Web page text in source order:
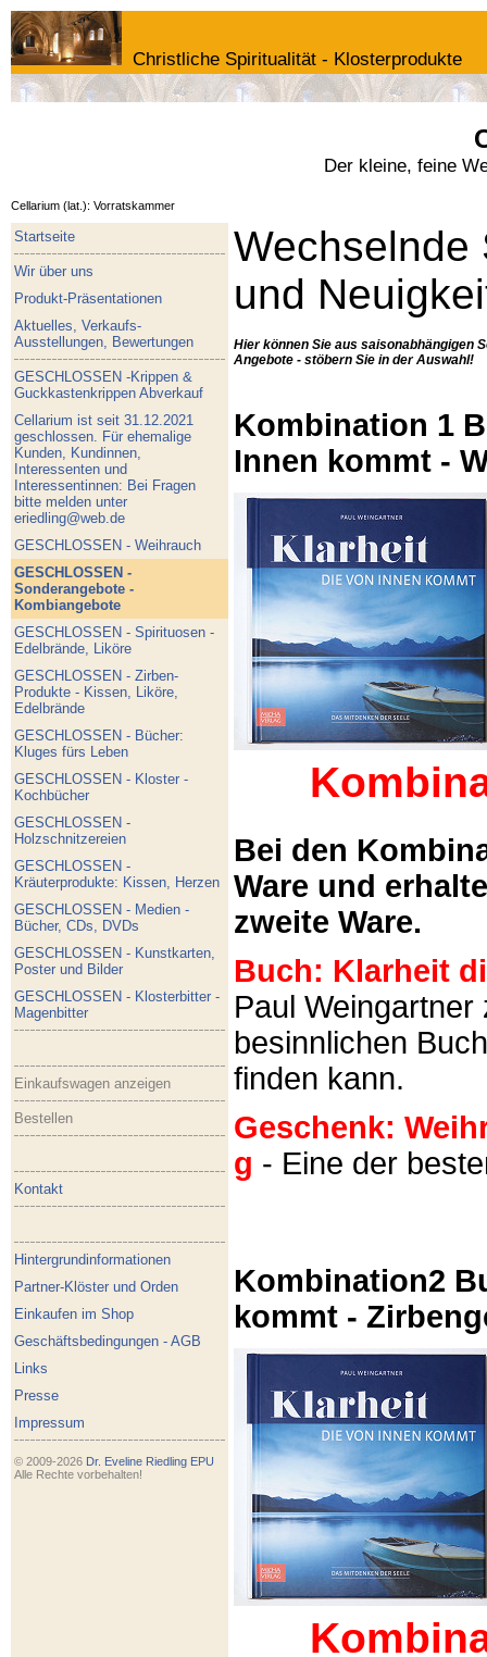
Christliche Spiritualität - Klosterprodukte
Der kleine, feine
Cellarium (lat.): Vorratskammer
Startseite
Wir über uns
Produkt-Präsentationen
Aktuelles, Verkaufs-
Ausstellungen, Bewertungen
GESCHLOSSEN -Krippen &
Guckkastenkrippen Abverkauf
Cellarium ist seit 31.12.2021
geschlossen. Für ehemalige
Kunden, Kundinnen,
Interessenten und
Interessentinnen: Bei Fragen
bitte melden unter
eriedling@web.de
GESCHLOSSEN - Weihrauch
GESCHLOSSEN -
Sonderangebote -
Kombiangebote
GESCHLOSSEN - Spirituosen -
Edelbrände, Liköre
GESCHLOSSEN - Zirben-
Produkte - Kissen, Liköre,
Edelbrände
GESCHLOSSEN - Bücher:
Kluges fürs Leben
GESCHLOSSEN - Kloster -
Kochbücher
GESCHLOSSEN -
Holzschnitzereien
GESCHLOSSEN -
Kräuterprodukte: Kissen, Herzen
GESCHLOSSEN - Medien -
Bücher, CDs, DVDs
GESCHLOSSEN - Kunstkarten,
Poster und Bilder
GESCHLOSSEN - Klosterbitter -
Magenbitter
Einkaufswagen anzeigen
Bestellen
Kontakt
Hintergrundinformationen
Partner-Klöster und Orden
Einkaufen im Shop
Geschäftsbedingungen - AGB
Links
Presse
Impressum
© 2009-2026 Dr. Eveline Riedling EPU
Alle Rechte vorbehalten!
Wechselnde
und
Hier können Sie aus saisonabhängigen
Angebote - stöbern Sie in der Auswahl!
Kombination 1
Innen kommt -
Bei den
Ware und
zweite Ware.
Buch: Klarheit
Paul
besinnlichen
finden kann.
Geschenk:
g - Eine der
Kombination2
kommt -